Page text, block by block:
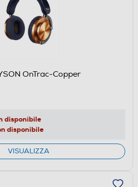
OnTrac-Copper
disponibile
disponibile
VISUALIZZA